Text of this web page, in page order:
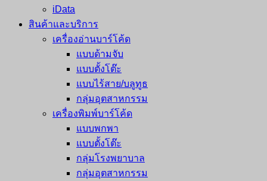
iData
สินค้าและบริการ
เครื่องอ่านบาร์โค้ด
แบบด้ามจับ
แบบตั้งโต๊ะ
แบบไร้สาย/บลูทูธ
กลุ่มอุตสาหกรรม
เครื่องพิมพ์บาร์โค้ด
แบบพกพา
แบบตั้งโต๊ะ
กลุ่มโรงพยาบาล
กลุ่มอุตสาหกรรม